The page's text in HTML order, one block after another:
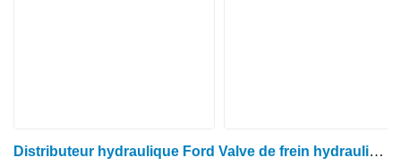
Distributeur hydraulique Ford Valve de frein hydraulique New Holland 7840 F0nn2n073bd, 81874968, F0 F0NN2N073BD pour tracteur à roues Ford 7840